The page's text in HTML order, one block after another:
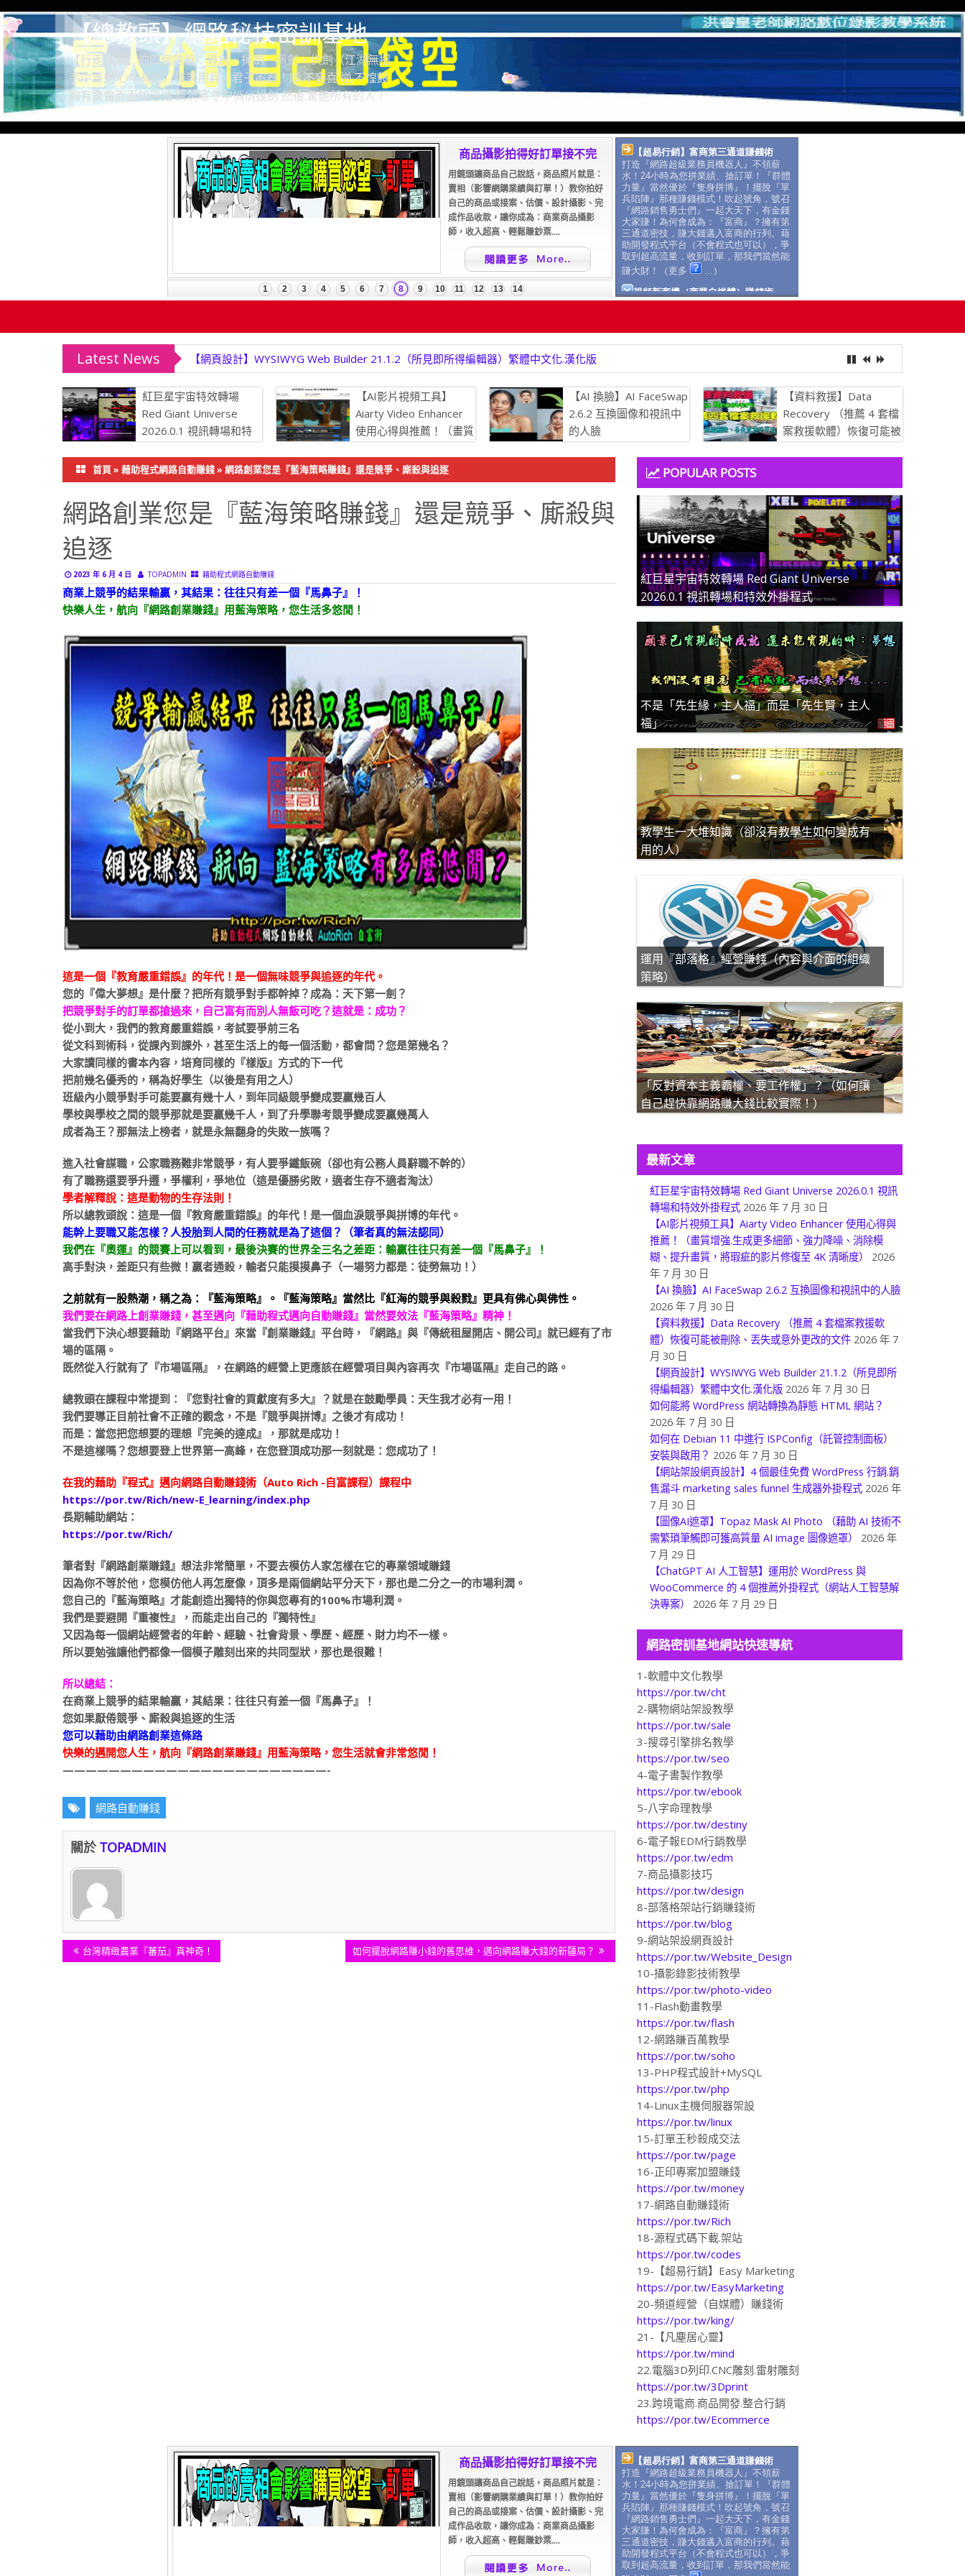
【總教頭】網路秘技密訓基地
【行走江湖】的四個階段：尋劍、揮劍、佩劍、供劍（江湖無招.
手中無劍.心中有劍）談笑用兵，君子不器！順.不妄喜 逆.不惶餒
胸有驚雷而面如平湖 凜冽寒冬中悄悄拔劍 然後.驚艷所有的人！
Latest News 【網頁設計】WYSIWYG Web Builder 21.1.2（所見即所得編輯器）繁體中文化.漢化版
紅巨星宇宙特效轉場
Red Giant Universe
2026.0.1 視訊轉場和特
【AI影片視頻工具】
Aiarty Video Enhancer
使用心得與推薦！（畫質
力降噪、消除模糊、提升畫質，將瑕疵的
影片修復至 4K 清晰度）
【AI 換臉】AI FaceSwap
2.6.2 互換圖像和視訊中
的人臉
【資料救援】Data
Recovery （推薦 4 套檔
案救援軟體）恢復可能被
文件
首頁» 藉助程式網路自動賺錢» 網路創業您是『藍海策略賺錢』還是競爭、廝殺與追逐
網路創業您是『藍海策略賺錢』還是競爭、廝殺與
追逐
2023 年 6 月 4 日 TOPADMIN 藉助程式網路自動賺錢
商業上競爭的結果輸贏，其結果：往往只有差一個『馬鼻子』！
快樂人生，航向『網路創業賺錢』用藍海策略，您生活多悠閒！
這是一個『教育嚴重錯誤』的年代！是一個無味競爭與追逐的年代。
您的『偉大夢想』是什麼？把所有競爭對手都幹掉？成為：天下第一劍？
把競爭對手的訂單都搶過來，自己富有而別人無飯可吃？這就是：成功？
從小到大，我們的教育嚴重錯誤，考試要爭前三名
從文科到術科，從課內到課外，甚至生活上的每一個活動，都會問？您是第幾名？
大家讀同樣的書本內容，培育同樣的『樣版』方式的下一代
把前幾名優秀的，稱為好學生（以後是有用之人）
班級內小競爭對手可能要贏有幾十人，到年同級競爭變成要贏幾百人
學校與學校之間的競爭那就是要贏幾千人，到了升學聯考競爭變成要贏幾萬人
成者為王？那無法上榜者，就是永無翻身的失敗一族嗎？
進入社會謀職，公家職務難非常競爭，有人要爭鐵飯碗（卻也有公務人員辭職不幹的）
有了職務還要爭升遷，爭權利，爭地位（這是優勝劣敗，適者生存不適者淘汰）
學者解釋說：這是動物的生存法則！
所以總教頭說：這是一個『教育嚴重錯誤』的年代！是一個血淚競爭與拼博的年代。
能幹上要職又能怎樣？人投胎到人間的任務就是為了這個？（筆者真的無法認同）
我們在『奧運』的競賽上可以看到，最後決賽的世界全三名之差距：輸贏往往只有差一個『馬鼻子』！
高手對決，差距只有些微！贏者通殺，輸者只能摸摸鼻子（一場努力都是：徒勞無功！）
之前就有一股熱潮，稱之為：『藍海策略』。『藍海策略』當然比『紅海的競爭與殺戮』更具有佛心與佛性。
我們要在網路上創業賺錢，甚至邁向『藉助程式邁向自動賺錢』當然要效法『藍海策略』精神！
當我們下決心想要藉助『網路平台』來當『創業賺錢』平台時，『網路』與『傳統租屋開店、開公司』就已經有了市
場的區隔。
既然從入行就有了『市場區隔』，在網路的經營上更應該在經營項目與內容再次『市場區隔』走自己的路。
總教頭在課程中常提到：『您對社會的貢獻度有多大』？就是在鼓勵學員：天生我才必有一用！
我們要導正目前社會不正確的觀念，不是『競爭與拼博』之後才有成功！
而是：當您把您想要的理想『完美的達成』，那就是成功！
不是這樣嗎？您想要登上世界第一高峰，在您登頂成功那一刻就是：您成功了！
在我的藉助『程式』邁向網路自動賺錢術（Auto Rich -自富課程）課程中
https://por.tw/Rich/new-E_learning/index.php
長期輔助網站：
https://por.tw/Rich/
筆者對『網路創業賺錢』想法非常簡單，不要去模仿人家怎樣在它的專業領域賺錢
因為你不等於他，您模仿他人再怎麼像，頂多是兩個網站平分天下，那也是二分之一的市場利潤。
您自己的『藍海策略』才能創造出獨特的你與您專有的100%市場利潤。
我們是要避開『重複性』，而能走出自己的『獨特性』
又因為每一個網站經營者的年齡、經驗、社會背景、學歷、經歷、財力均不一樣。
所以要勉強讓他們都像一個模子雕刻出來的共同型狀，那也是很難！
所以總結：
在商業上競爭的結果輸贏，其結果：往往只有差一個『馬鼻子』！
您如果厭倦競爭、廝殺與追逐的生活
您可以藉助由網路創業這條路
快樂的邁開您人生，航向『網路創業賺錢』用藍海策略，您生活就會非常悠閒！
———————————————————————-
網路自動賺錢
關於 TOPADMIN
文Previous
Post:
台灣精緻農業『蕃茄』真神奇！
Next
Post:
如何擺脫網路賺小錢的舊思維，邁向網路賺大錢的新疆局？
POPULAR POSTS
紅巨星宇宙特效轉場 Red Giant Universe
2026.0.1 視訊轉場和特效外掛程式
不是「先生緣，主人福」而是「先生賢，主人
福」
教學生一大堆知識（卻沒有教學生如何變成有
用的人）
運用『部落格』經營賺錢（內容與介面的組織
策略）
「反對資本主義霸權、要工作權」？（如何讓
自己趕快靠網路賺大錢比較實際！）
最新文章
紅巨星宇宙特效轉場 Red Giant Universe 2026.0.1 視訊
轉場和特效外掛程式 2026 年 7 月 30 日
【AI影片視頻工具】Aiarty Video Enhancer 使用心得與
推薦！（畫質增強.生成更多細節、強力降噪、消除模
糊、提升畫質，將瑕疵的影片修復至 4K 清晰度）
2026
年 7 月 30 日
【AI 換臉】AI FaceSwap 2.6.2 互換圖像和視訊中的人臉
2026 年 7 月 30 日
【資料救援】Data Recovery （推薦 4 套檔案救援軟
體）恢復可能被刪除、丟失或意外更改的文件 2026 年 7
月 30 日
【網頁設計】WYSIWYG Web Builder 21.1.2（所見即所
得編輯器）繁體中文化.漢化版 2026 年 7 月 30 日
如何能將 WordPress 網站轉換為靜態 HTML 網站？
2026 年 7 月 30 日
如何在 Debian 11 中進行 ISPConfig（託管控制面板）
安裝與啟用？ 2026 年 7 月 30 日
【網站架設網頁設計】4 個最佳免費 WordPress 行銷.銷
售漏斗 marketing sales funnel 生成器外掛程式 2026 年
7 月 30 日
【圖像AI遮罩】Topaz Mask AI Photo （藉助 AI 技術不
需繁瑣筆觸即可獲高質量 AI image 圖像遮罩）
2026 年
7 月 29 日
【ChatGPT AI 人工智慧】運用於 WordPress 與
WooCommerce 的 4 個推薦外掛程式（網站人工智慧解
決專案）
2026 年 7 月 29 日
網路密訓基地網站快速導航
1-軟體中文化教學
https://por.tw/cht
2-購物網站架設教學
https://por.tw/sale
3-搜尋引擎排名教學
https://por.tw/seo
4-電子書製作教學
https://por.tw/ebook
5-八字命理教學
https://por.tw/destiny
6-電子報EDM行銷教學
https://por.tw/edm
7-商品攝影技巧
https://por.tw/design
8-部落格架站行銷賺錢術
https://por.tw/blog
9-網站架設網頁設計
https://por.tw/Website_Design
10-攝影錄影技術教學
https://por.tw/photo-video
11-Flash動畫教學
https://por.tw/flash
12-網路賺百萬教學
https://por.tw/soho
13-PHP程式設計+MySQL
https://por.tw/php
14-Linux主機伺服器架設
https://por.tw/linux
15-訂單王秒殺成交法
https://por.tw/page
16-正印專案加盟賺錢
https://por.tw/money
17-網路自動賺錢術
https://por.tw/Rich
18-源程式碼下載.架站
https://por.tw/codes
19-【超易行銷】Easy Marketing
https://por.tw/EasyMarketing
20-頻道經營（自媒體）賺錢術
https://por.tw/king/
21-【凡塵居心靈】
https://por.tw/mind
22.電腦3D列印.CNC雕刻.雷射雕刻
https://por.tw/3Dprint
23.跨境電商.商品開發.整合行銷
https://por.tw/Ecommerce